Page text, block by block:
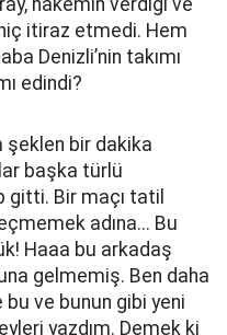
hakemin verdiği ve
hiç itiraz etmedi. Hem
Denizli’nin takımı
edindi?
şeklen bir dakika
başka türlü
gitti. Bir maçı tatil
adına... Bu
Haaa bu arkadaş
gelmemiş. Ben daha
bu ve bunun gibi yeni
yazdım. Demek ki